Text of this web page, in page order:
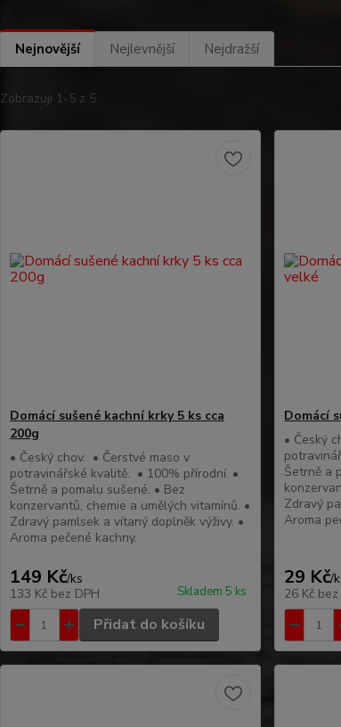
Nejnovější Nejlevnější Nejdražší
Zobrazuji 1-5 z 5
Domácí sušené kachní krky 5 ks cca
200g
• Český chov. • Čerstvé maso v
potravinářské kvalitě. • 100% přírodní. •
Šetrně a pomalu sušené. • Bez
konzervantů, chemie a umělých vitamínů. •
Zdravý pamlsek a vítaný doplněk výživy. •
Aroma pečené kachny.
149 Kč/ks
133 Kč bez DPH Skladem 5 ks
Přidat do košíku
Domácí
• Český
Šetrně a
Zdravý
Aroma
29 Kč/
26 Kč bez